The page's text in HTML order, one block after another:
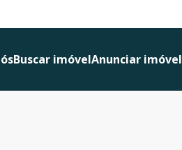
Buscar imóvelAnunciar imóvel